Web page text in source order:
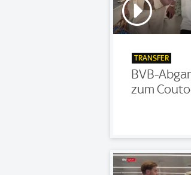
TRANSFER
BVB-
zum